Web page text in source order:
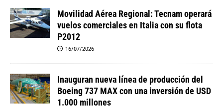
Movilidad Aérea Regional: Tecnam operará
vuelos comerciales en Italia con su flota
P2012
16/07/2026
Inauguran nueva línea de producción del
Boeing 737 MAX con una inversión de USD
1.000 millones